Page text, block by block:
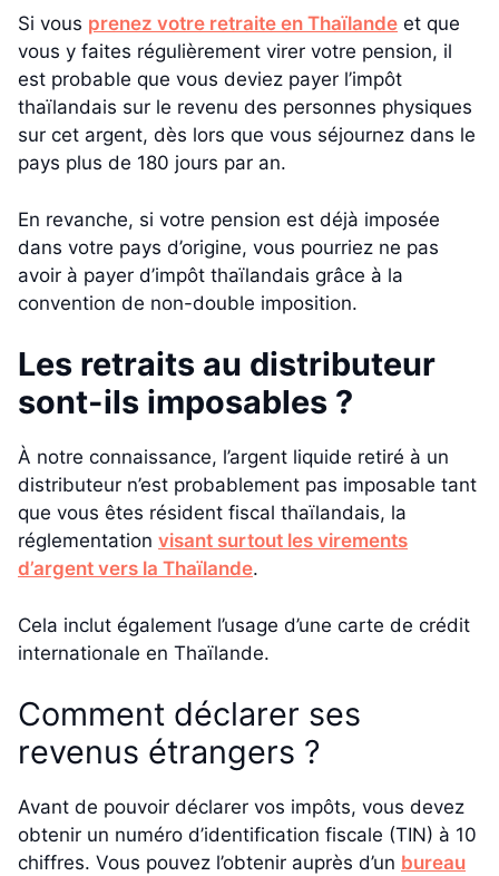
Si vous prenez votre retraite en Thaïlande et que
vous y faites régulièrement virer votre pension, il
est probable que vous deviez payer l’impôt
thaïlandais sur le revenu des personnes physiques
sur cet argent, dès lors que vous séjournez dans le
pays plus de 180 jours par an.
En revanche, si votre pension est déjà imposée
dans votre pays d’origine, vous pourriez ne pas
avoir à payer d’impôt thaïlandais grâce à la
convention de non-double imposition.
Les retraits au distributeur
sont-ils imposables ?
À notre connaissance, l’argent liquide retiré à un
distributeur n’est probablement pas imposable tant
que vous êtes résident fiscal thaïlandais, la
réglementation visant surtout les virements
d’argent vers la Thaïlande.
Cela inclut également l’usage d’une carte de crédit
internationale en Thaïlande.
Comment déclarer ses
revenus étrangers ?
Avant de pouvoir déclarer vos impôts, vous devez
obtenir un numéro d’identification fiscale (TIN) à 10
chiffres. Vous pouvez l’obtenir auprès d’un bureau